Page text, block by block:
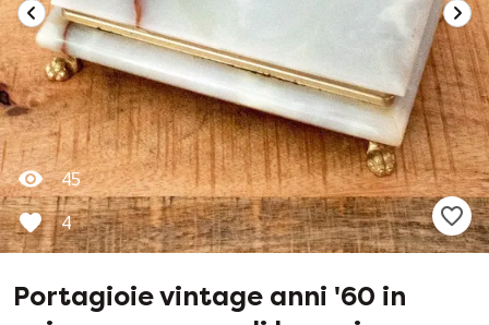
45
4
Portagioie vintage anni '60 in